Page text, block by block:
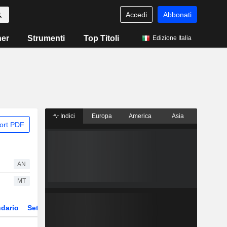
Accedi Abbonati
Strumenti Top Titoli Edizione Italia
PDF
AN
MT
Settore
Indici Europa America Asia